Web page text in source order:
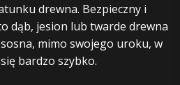
drewna. Bezpieczny i
dąb, jesion lub twarde drewna
mimo swojego uroku, w
bardzo szybko.